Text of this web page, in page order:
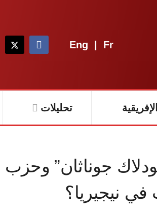
Eng | Fr
تحليلات
جوناثان”
في نيجيريا؟